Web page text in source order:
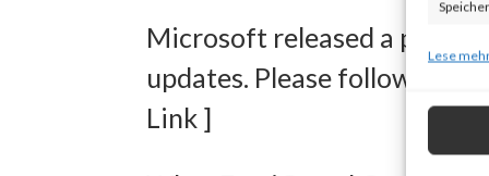
zur
Lese
Microsoft released a patch
updates. Please follow the
Link ]